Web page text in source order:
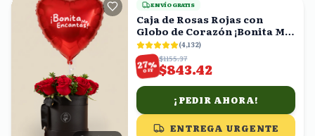
ENVÍO GRATIS
Caja de Rosas Rojas con
Globo de Corazón ¡Bonita Me
Encantas!
(4,132)
27%
OFF
$1155.37
$843.42
¡PEDIR AHORA!
ENTREGA URGENTE